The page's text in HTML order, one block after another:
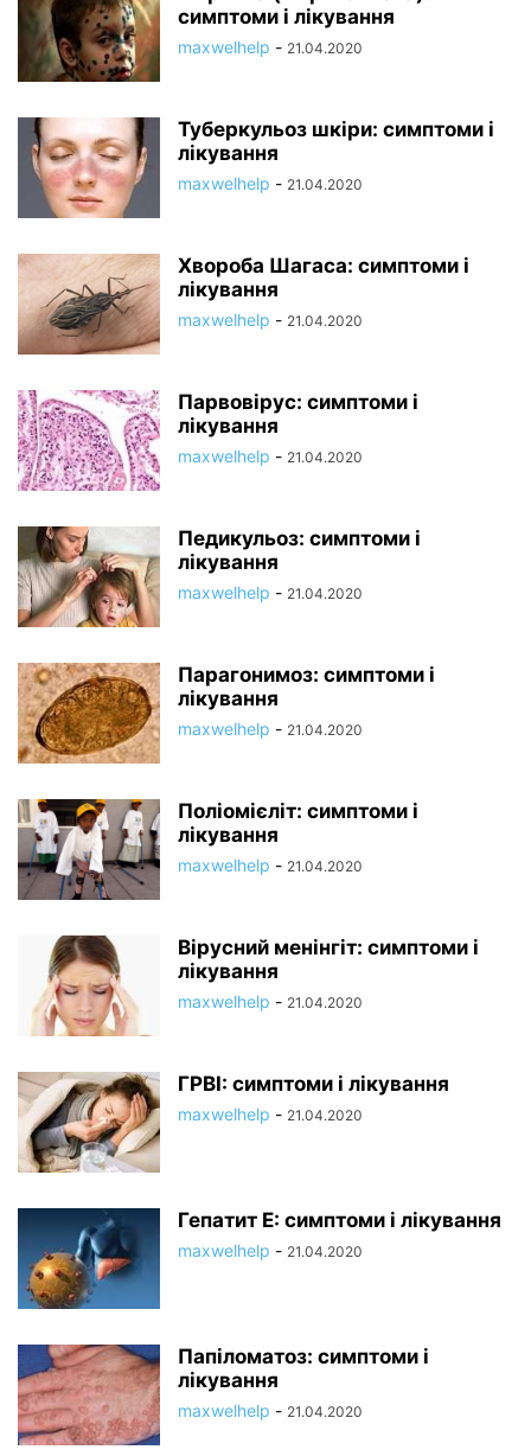
симптоми і лікування
maxwelhelp - 21.04.2020
Туберкульоз шкіри: симптоми і
лікування
maxwelhelp - 21.04.2020
Хвороба Шагаса: симптоми і
лікування
maxwelhelp - 21.04.2020
Парвовірус: симптоми і
лікування
maxwelhelp - 21.04.2020
Педикульоз: симптоми і
лікування
maxwelhelp - 21.04.2020
Парагонимоз: симптоми і
лікування
maxwelhelp - 21.04.2020
Поліомієліт: симптоми і
лікування
maxwelhelp - 21.04.2020
Вірусний менінгіт: симптоми і
лікування
maxwelhelp - 21.04.2020
ГРВІ: симптоми і лікування
maxwelhelp - 21.04.2020
Гепатит Е: симптоми і лікування
maxwelhelp - 21.04.2020
Папіломатоз: симптоми і
лікування
maxwelhelp - 21.04.2020